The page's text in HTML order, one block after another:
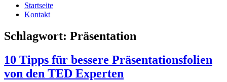
Startseite
Kontakt
Schlagwort: Präsentation
10 Tipps für bessere Präsentationsfolien
von den TED Experten